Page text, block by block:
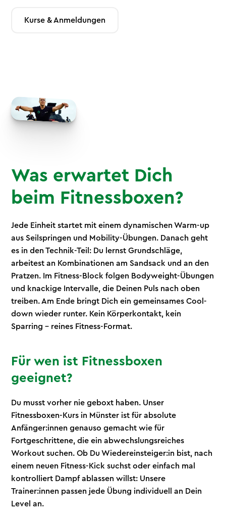
Kurse & Anmeldungen
Was erwartet Dich
beim Fitnessboxen?
Jede Einheit startet mit einem dynamischen Warm-up
aus Seilspringen und Mobility-Übungen. Danach geht
es in den Technik-Teil: Du lernst Grundschläge,
arbeitest an Kombinationen am Sandsack und an den
Pratzen. Im Fitness-Block folgen Bodyweight-Übungen
und knackige Intervalle, die Deinen Puls nach oben
treiben. Am Ende bringt Dich ein gemeinsames Cool-
down wieder runter. Kein Körperkontakt, kein
Sparring – reines Fitness-Format.
Für wen ist Fitnessboxen
geeignet?
Du musst vorher nie geboxt haben. Unser
Fitnessboxen-Kurs in Münster ist für absolute
Anfänger:innen genauso gemacht wie für
Fortgeschrittene, die ein abwechslungsreiches
Workout suchen. Ob Du Wiedereinsteiger:in bist, nach
einem neuen Fitness-Kick suchst oder einfach mal
kontrolliert Dampf ablassen willst: Unsere
Trainer:innen passen jede Übung individuell an Dein
Level an.